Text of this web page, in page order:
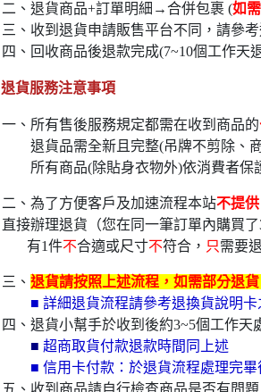
二、退貨商品+訂單明細→合併包裹 (如
三、收到退貨申請販售平台不同，請參
四、回收商品後退款完成(7~10個工作天
退貨服務注意事項
一、所有售後服務規定都需在收到商品的
退貨品需全新且完整(吊牌不剪除、商
所有商品(除貼身衣物外)依消費者保
二、為了方便客戶及加速流程本站不提
直接辦理退貨（您在同一筆訂單內購買
有1件不合適或尺寸不符合， 只需要
三、 退貨請按照上述流程，如需部分退
■ 詳細退貨流程請參考退換貨說明
四、退貨小幫手於收到後約3~5個工作
■ 超商取貨付款退款時間同上述
■ 信用卡付款：於退貨流程處理完畢
五、收到商品請自行檢查商品是否有問